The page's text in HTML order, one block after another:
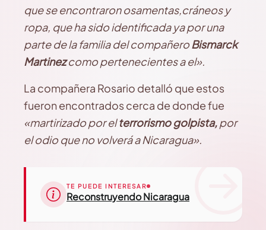
que se encontraron osamentas,cráneos y
ropa, que ha sido identificada ya por una
parte de la familia del compañeroBismarck
Martinezcomo pertenecientes a el».
La compañera Rosario detalló que estos
fueron encontrados cerca de donde fue
«martirizado por elterrorismo golpista,por
el odio que no volverá a Nicaragua».
TE PUEDE INTERESAR
Reconstruyendo Nicaragua